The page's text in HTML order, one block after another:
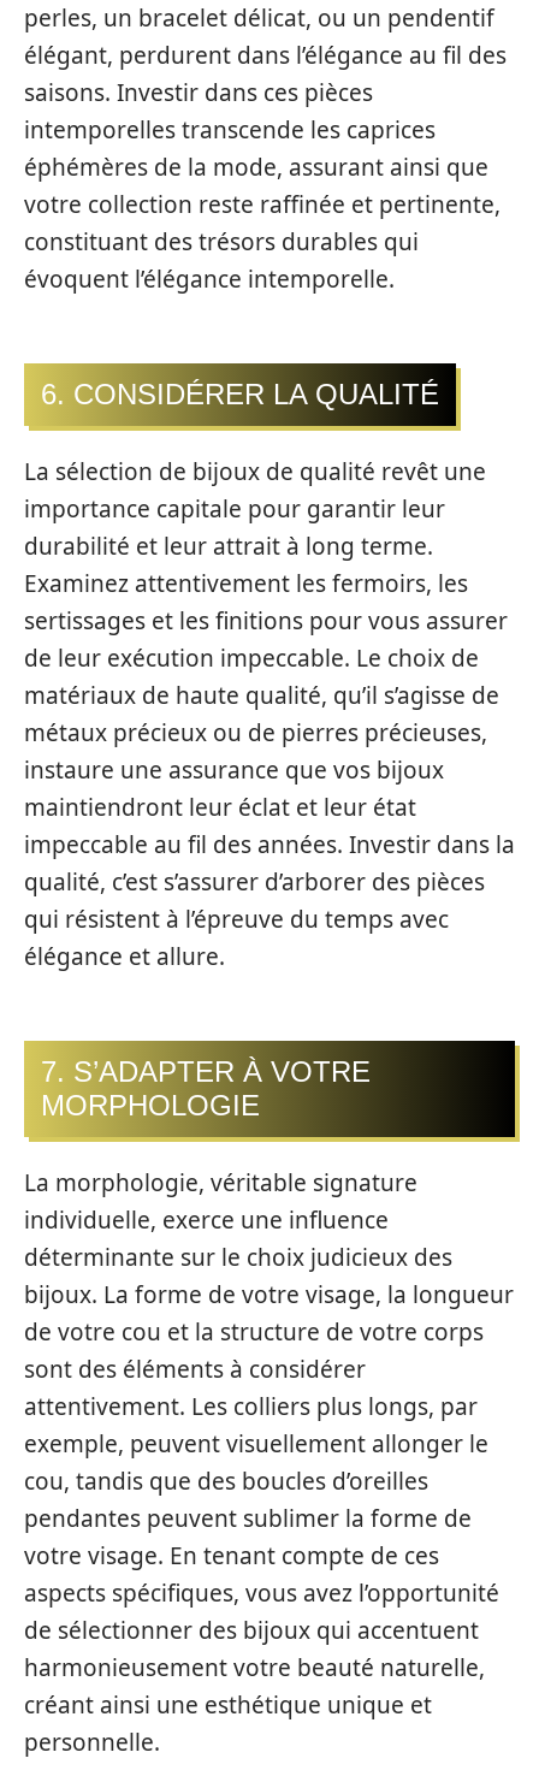
perles, un bracelet délicat, ou un pendentif
élégant, perdurent dans l’élégance au fil des
saisons. Investir dans ces pièces
intemporelles transcende les caprices
éphémères de la mode, assurant ainsi que
votre collection reste raffinée et pertinente,
constituant des trésors durables qui
évoquent l’élégance intemporelle.
6. CONSIDÉRER LA QUALITÉ
La sélection de bijoux de qualité revêt une
importance capitale pour garantir leur
durabilité et leur attrait à long terme.
Examinez attentivement les fermoirs, les
sertissages et les finitions pour vous assurer
de leur exécution impeccable. Le choix de
matériaux de haute qualité, qu’il s’agisse de
métaux précieux ou de pierres précieuses,
instaure une assurance que vos bijoux
maintiendront leur éclat et leur état
impeccable au fil des années. Investir dans la
qualité, c’est s’assurer d’arborer des pièces
qui résistent à l’épreuve du temps avec
élégance et allure.
7. S’ADAPTER À VOTRE
MORPHOLOGIE
La morphologie, véritable signature
individuelle, exerce une influence
déterminante sur le choix judicieux des
bijoux. La forme de votre visage, la longueur
de votre cou et la structure de votre corps
sont des éléments à considérer
attentivement. Les colliers plus longs, par
exemple, peuvent visuellement allonger le
cou, tandis que des boucles d’oreilles
pendantes peuvent sublimer la forme de
votre visage. En tenant compte de ces
aspects spécifiques, vous avez l’opportunité
de sélectionner des bijoux qui accentuent
harmonieusement votre beauté naturelle,
créant ainsi une esthétique unique et
personnelle.